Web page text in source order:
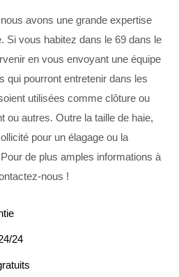
avons une grande expertise
Si vous habitez dans le 69 dans le
en vous envoyant une équipe
qui pourront entretenir dans les
utilisées comme clôture ou
ou autres. Outre la taille de haie,
pour un élagage ou la
de plus amples informations à
nous !
24